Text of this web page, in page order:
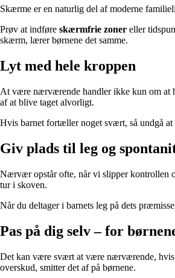
Skærme er en naturlig del af moderne
Prøv at indføre skærmfrie zoner eller
skærm, lærer børnene det samme.
Lyt med hele kroppen
At være nærværende handler ikke kun om at
af at blive taget alvorligt.
Hvis barnet fortæller noget svært, så undgå
Giv plads til leg og
Nærvær opstår ofte, når vi slipper kontrollen
tur i skoven.
Når du deltager i barnets leg på dets
Pas på dig selv – for
Det kan være svært at være nærværende, hvis
overskud, smitter det af på børnene.